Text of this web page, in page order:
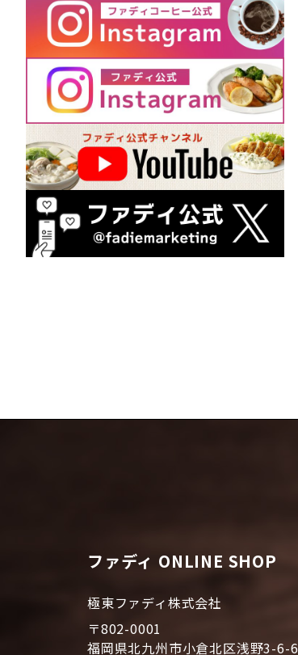
ファディ ONLINE SHOP
極東ファディ株式会社
〒802-0001
福岡県北九州市小倉北区浅野3-6-6